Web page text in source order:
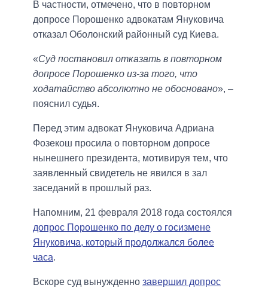
В частности, отмечено, что в повторном
допросе Порошенко адвокатам Януковича
отказал Оболонский районный суд Киева.
«Суд постановил отказать в повторном
допросе Порошенко из-за того, что
ходатайство абсолютно не обосновано», –
пояснил судья.
Перед этим адвокат Януковича Адриана
Фозекош просила о повторном допросе
нынешнего президента, мотивируя тем, что
заявленный свидетель не явился в зал
заседаний в прошлый раз.
Напомним, 21 февраля 2018 года состоялся
допрос Порошенко по делу о госизмене
Януковича, который продолжался более
часа.
Вскоре суд вынужденно завершил допрос